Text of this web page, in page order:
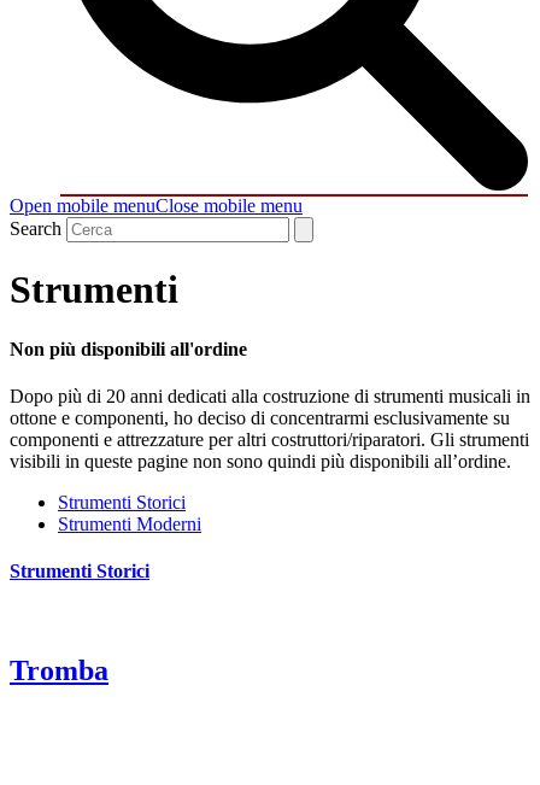
Open mobile menuClose mobile menu
Search
Strumenti
Non più disponibili all'ordine
Dopo più di 20 anni dedicati alla costruzione di strumenti musicali in
ottone e componenti, ho deciso di concentrarmi esclusivamente su
componenti e attrezzature per altri costruttori/riparatori. Gli strumenti
visibili in queste pagine non sono quindi più disponibili all’ordine.
Strumenti Storici
Strumenti Moderni
Strumenti Storici
Tromba